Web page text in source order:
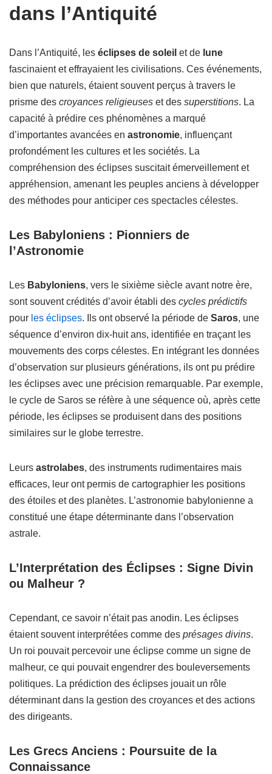
dans l’Antiquité
Dans l’Antiquité, les éclipses de soleil et de lune
fascinaient et effrayaient les civilisations. Ces événements,
bien que naturels, étaient souvent perçus à travers le
prisme des croyances religieuses et des superstitions. La
capacité à prédire ces phénomènes a marqué
d’importantes avancées en astronomie, influençant
profondément les cultures et les sociétés. La
compréhension des éclipses suscitait émerveillement et
appréhension, amenant les peuples anciens à développer
des méthodes pour anticiper ces spectacles célestes.
Les Babyloniens : Pionniers de
l’Astronomie
Les Babyloniens, vers le sixième siècle avant notre ère,
sont souvent crédités d’avoir établi des cycles prédictifs
pour les éclipses. Ils ont observé la période de Saros, une
séquence d’environ dix-huit ans, identifiée en traçant les
mouvements des corps célestes. En intégrant les données
d’observation sur plusieurs générations, ils ont pu prédire
les éclipses avec une précision remarquable. Par exemple,
le cycle de Saros se réfère à une séquence où, après cette
période, les éclipses se produisent dans des positions
similaires sur le globe terrestre.
Leurs astrolabes, des instruments rudimentaires mais
efficaces, leur ont permis de cartographier les positions
des étoiles et des planètes. L’astronomie babylonienne a
constitué une étape déterminante dans l’observation
astrale.
L’Interprétation des Éclipses : Signe Divin
ou Malheur ?
Cependant, ce savoir n’était pas anodin. Les éclipses
étaient souvent interprétées comme des présages divins.
Un roi pouvait percevoir une éclipse comme un signe de
malheur, ce qui pouvait engendrer des bouleversements
politiques. La prédiction des éclipses jouait un rôle
déterminant dans la gestion des croyances et des actions
des dirigeants.
Les Grecs Anciens : Poursuite de la
Connaissance